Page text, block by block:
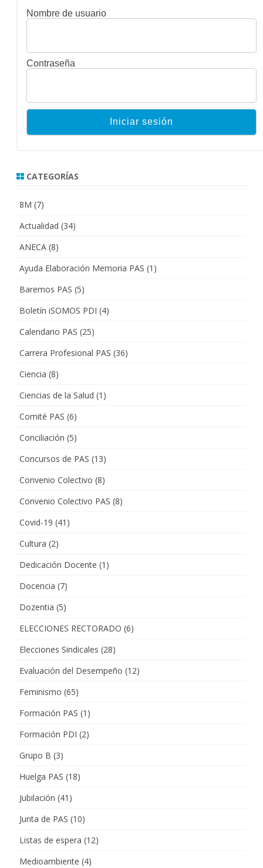
Nombre de usuario
Contraseña
CATEGORÍAS
8M (7)
Actualidad (34)
ANECA (8)
Ayuda Elaboración Memoria PAS (1)
Baremos PAS (5)
Boletín iSOMOS PDI (4)
Calendario PAS (25)
Carrera Profesional PAS (36)
Ciencia (8)
Ciencias de la Salud (1)
Comité PAS (6)
Conciliación (5)
Concursos de PAS (13)
Convenio Colectivo (8)
Convenio Colectivo PAS (8)
Covid-19 (41)
Cultura (2)
Dedicación Docente (1)
Docencia (7)
Dozentia (5)
ELECCIONES RECTORADO (6)
Elecciones Sindicales (28)
Evaluación del Desempeño (12)
Feminismo (65)
Formación PAS (1)
Formación PDI (2)
Grupo B (3)
Huelga PAS (18)
Jubilación (41)
Junta de PAS (10)
Listas de espera (12)
Medioambiente (4)